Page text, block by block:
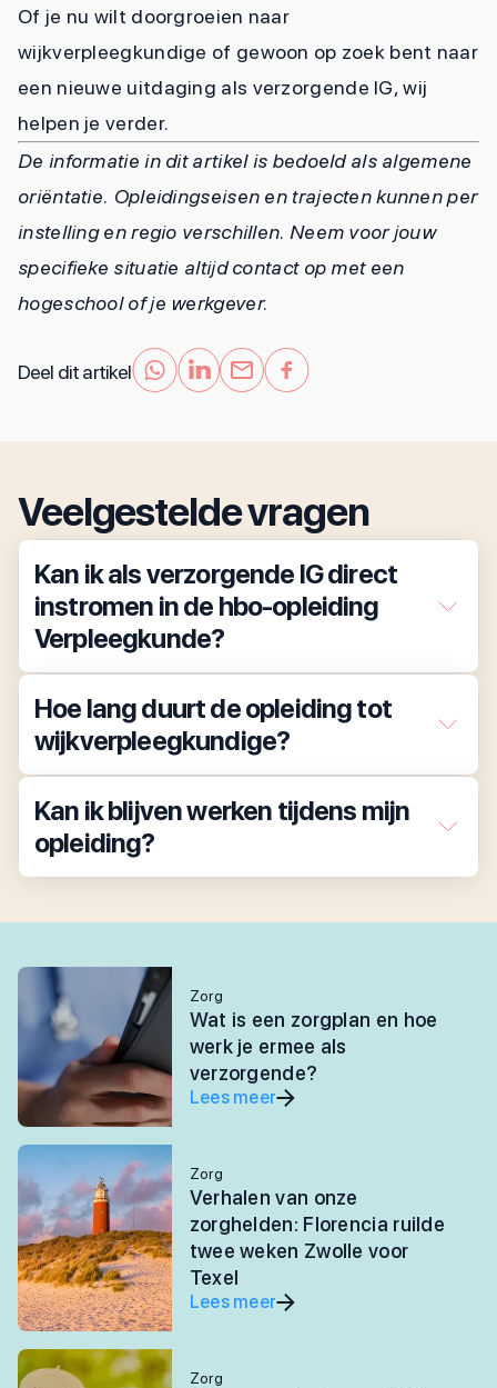
Of je nu wilt doorgroeien naar
wijkverpleegkundige of gewoon op zoek bent naar
een nieuwe uitdaging als verzorgende IG, wij
helpen je verder.
De informatie in dit artikel is bedoeld als algemene
oriëntatie. Opleidingseisen en trajecten kunnen per
instelling en regio verschillen. Neem voor jouw
specifieke situatie altijd contact op met een
hogeschool of je werkgever.
Deel dit artikel
Veelgestelde vragen
Kan ik als verzorgende IG direct
instromen in de hbo-opleiding
Verpleegkunde?
Hoe lang duurt de opleiding tot
wijkverpleegkundige?
Kan ik blijven werken tijdens mijn
opleiding?
Zorg
Wat is een zorgplan en hoe
werk je ermee als
verzorgende?
Lees meer
Zorg
Verhalen van onze
zorghelden: Florencia ruilde
twee weken Zwolle voor
Texel
Lees meer
Zorg